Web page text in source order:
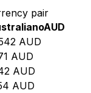
pair
AUD
AUD
AUD
AUD
AUD